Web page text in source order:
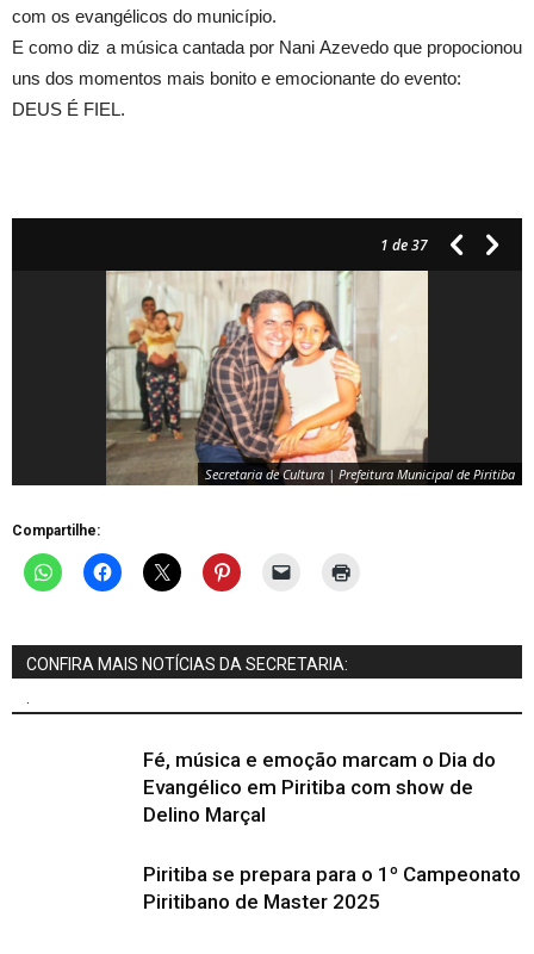
com os evangélicos do município.
E como diz a música cantada por Nani Azevedo que propocionou
uns dos momentos mais bonito e emocionante do evento:
DEUS É FIEL.
1 de 37
Secretaria de Cultura | Prefeitura Municipal de Piritiba
Compartilhe:
CONFIRA MAIS NOTÍCIAS DA SECRETARIA:
.
Fé, música e emoção marcam o Dia do
Evangélico em Piritiba com show de
Delino Marçal
Piritiba se prepara para o 1º Campeonato
Piritibano de Master 2025